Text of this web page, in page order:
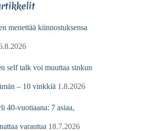
menettää kiinnostuksensa
self talk voi muuttaa sinkun
– 10 vinkkiä 1.8.2026
40-vuotiaana: 7 asiaa,
varautua 18.7.2026